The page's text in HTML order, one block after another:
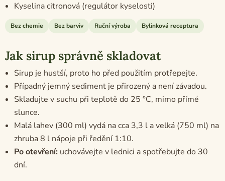
Kyselina citronová (regulátor kyselosti)
Bez chemie Bez barviv Ruční výroba Bylinková receptura
Jak sirup správně skladovat
Sirup je hustší, proto ho před použitím protřepejte.
Případný jemný sediment je přirozený a není závadou.
Skladujte v suchu při teplotě do 25 °C, mimo přímé
slunce.
Malá lahev (300 ml) vydá na cca 3,3 l a velká (750 ml) na
zhruba 8 l nápoje při ředění 1:10.
Po otevření: uchovávejte v lednici a spotřebujte do 30
dní.